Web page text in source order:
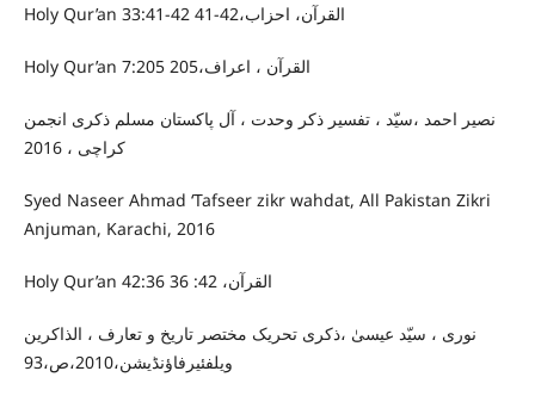
Holy Qur’an 33:41-42 القرآن، احزاب،42-41
Holy Qur’an 7:205 القرآن ، اعراف،205
نصیر احمد ،سیّد ، تفسیر ذکر وحدت ، آل پاکستان مسلم ذکری انجمن
کراچی ، 2016
Syed Naseer Ahmad ‘Tafseer zikr wahdat, All Pakistan Zikri
Anjuman, Karachi, 2016
Holy Qur’an 42:36 القرآن، 42: 36
نوری ، سیّد عیسیٰ ،ذکری تحریک مختصر تاریخ و تعارف ، الذاکرین
ویلفئیرفاؤنڈیشن،2010،ص،93